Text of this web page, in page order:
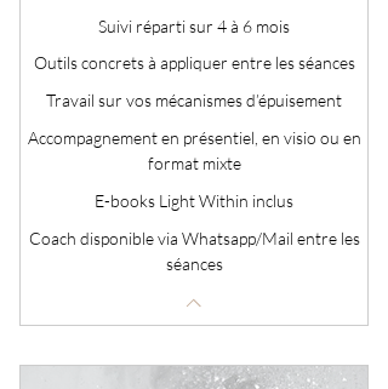
Suivi réparti sur 4 à 6 mois
Outils concrets à appliquer entre les séances
Travail sur vos mécanismes d’épuisement
Accompagnement en présentiel, en visio ou en
format mixte
E-books Light Within inclus
Coach disponible via Whatsapp/Mail entre les
séances